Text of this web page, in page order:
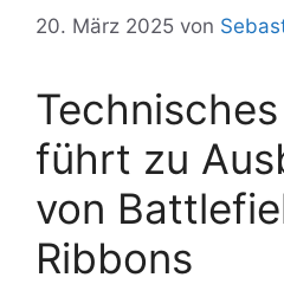
20. März 2025 von
führt zu
von
Ribbons